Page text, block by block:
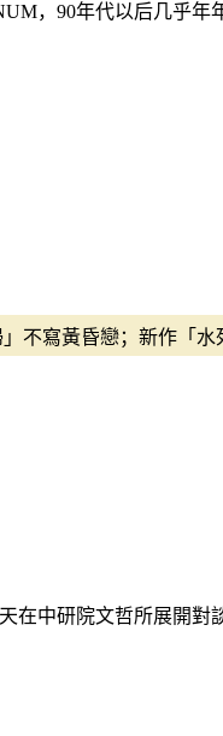
，90年代以后几乎年
不寫黃昏戀；新作「
在中研院文哲所展開